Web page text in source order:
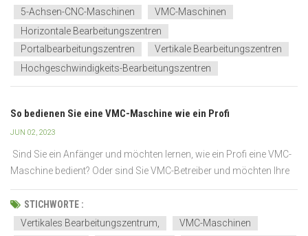
Produktion wird schwierig – insbesondere bei...
5-Achsen-CNC-Maschinen
VMC-Maschinen
Horizontale Bearbeitungszentren
Portalbearbeitungszentren
Vertikale Bearbeitungszentren
Hochgeschwindigkeits-Bearbeitungszentren
So bedienen Sie eine VMC-Maschine wie ein Profi
JUN 02, 2023
Sind Sie ein Anfänger und möchten lernen, wie ein Profi eine VMC-
Maschine bedient? Oder sind Sie VMC-Betreiber und möchten Ihre
Fähigkeiten verbessern und Ihr Wissen erweitern? Dann sind Sie bei
uns genau richtig. Das vertikale Bearbeitungszentrum, auch VMC
genannt, ist seit vielen Jahren...
STICHWORTE :
Vertikales Bearbeitungszentrum,
VMC-Maschinen